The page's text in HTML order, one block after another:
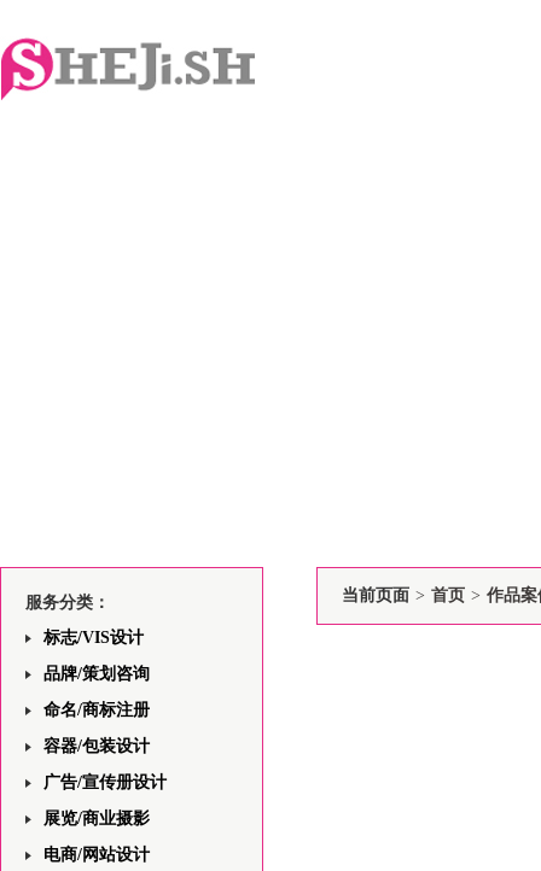
服务分类：
标志/VIS设计
品牌/策划咨询
命名/商标注册
容器/包装设计
广告/宣传册设计
展览/商业摄影
电商/网站设计
当前页面 > 首页 > 作品案